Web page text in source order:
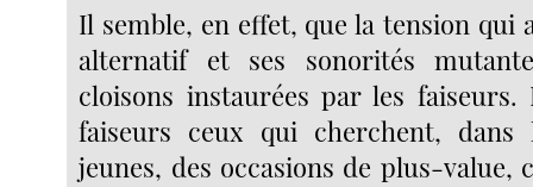
Il semble, en effet, que la tension qui
alternatif et ses sonorités
cloisons instaurées par les faiseurs.
faiseurs ceux qui cherchent, dans
jeunes, des occasions de plus-value,